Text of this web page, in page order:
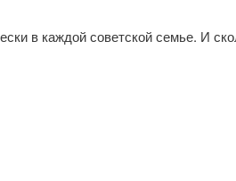
в каждой советской семье. И